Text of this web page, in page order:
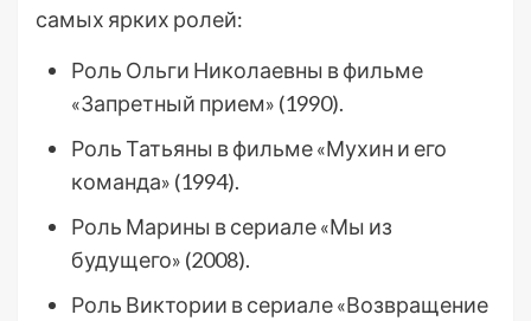
самых ярких ролей:
Роль Ольги Николаевны в фильме
«Запретный прием» (1990).
Роль Татьяны в фильме «Мухин и его
команда» (1994).
Роль Марины в сериале «Мы из
будущего» (2008).
Роль Виктории в сериале «Возвращение